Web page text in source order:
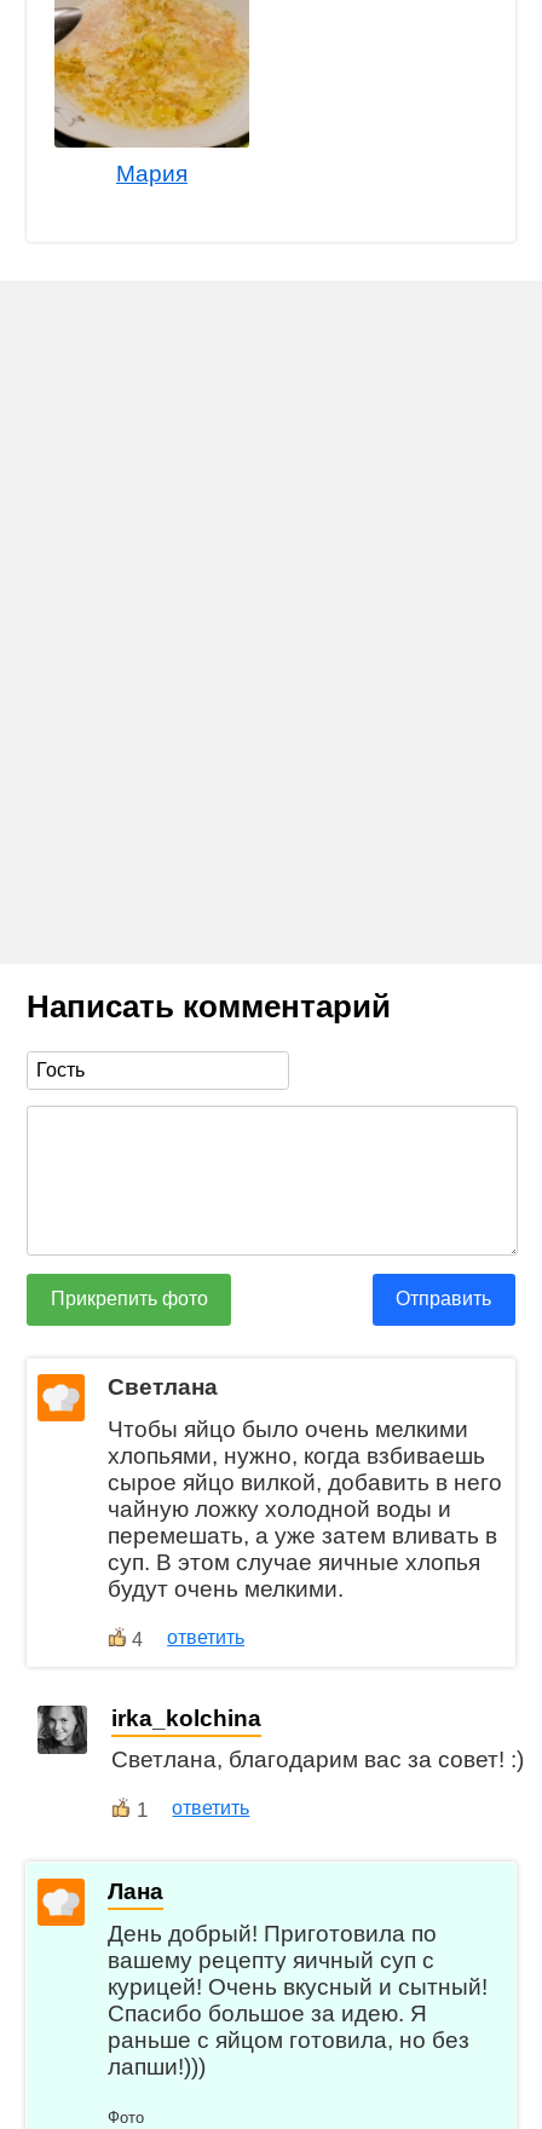
Мария
Написать комментарий
Прикрепить фото Отправить
Светлана
Чтобы яйцо было очень мелкими
хлопьями, нужно, когда взбиваешь
сырое яйцо вилкой, добавить в него
чайную ложку холодной воды и
перемешать, а уже затем вливать в
суп. В этом случае яичные хлопья
будут очень мелкими.
4 ответить
irka_kolchina
Светлана, благодарим вас за совет! :)
1 ответить
Лана
День добрый! Приготовила по
вашему рецепту яичный суп с
курицей! Очень вкусный и сытный!
Спасибо большое за идею. Я
раньше с яйцом готовила, но без
лапши!)))
Фото